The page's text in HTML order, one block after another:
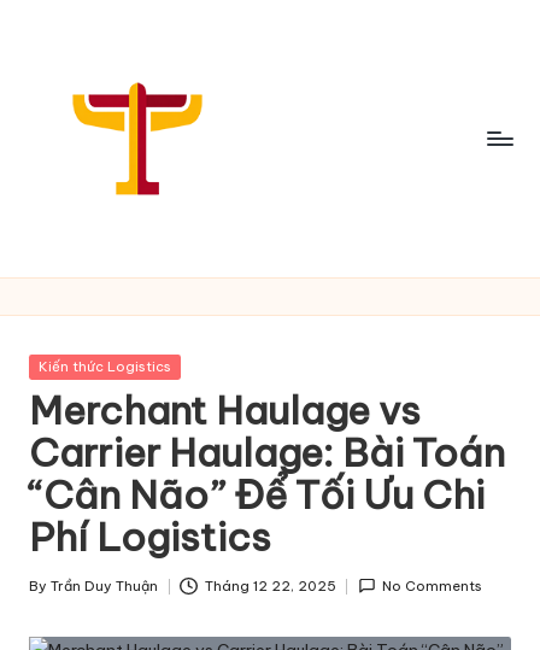
C
h
i
a
S
ẻ
T
h
ô
Posted
Kiến thức Logistics
Merchant Haulage vs
Carrier Haulage: Bài Toán
“Cân Não” Để Tối Ưu Chi
Phí Logistics
Posted
By Trần Duy Thuận Tháng 12 22, 2025 No Comments